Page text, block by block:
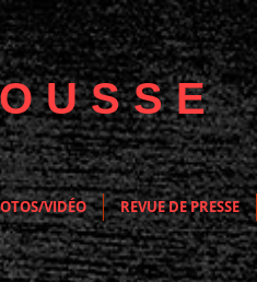
VIDÉO REVUE DE PRESSE